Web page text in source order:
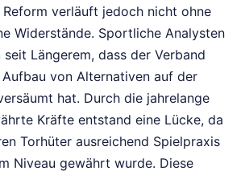
verläuft jedoch nicht ohne
Widerstände. Sportliche Analysten
Längerem, dass der Verband
von Alternativen auf der
hat. Durch die jahrelange
Kräfte entstand eine Lücke, da
Torhüter ausreichend Spielpraxis
Niveau gewährt wurde. Diese